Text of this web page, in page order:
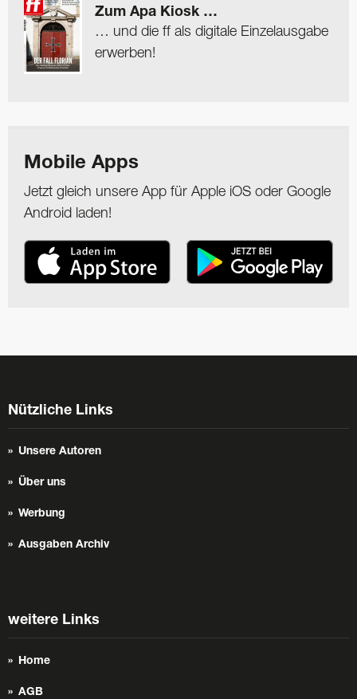
Zum Apa Kiosk …
… und die ff als digitale Einzelausgabe
erwerben!
Mobile Apps
Jetzt gleich unsere App für Apple iOS oder Google
Android laden!
Nützliche Links
Unsere Autoren
Über uns
Werbung
Ausgaben Archiv
weitere Links
Home
AGB